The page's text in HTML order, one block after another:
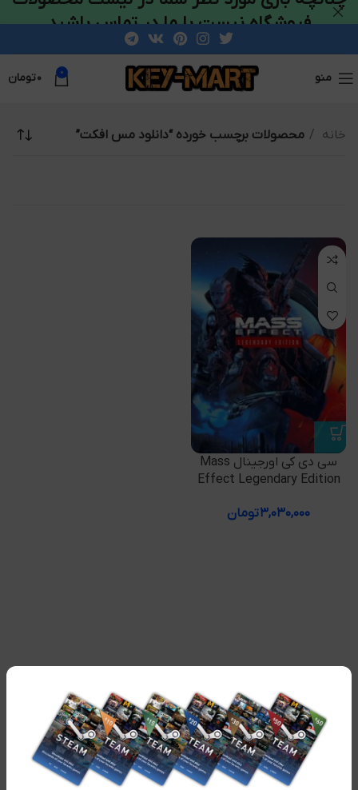
منو 0 ۰تومان
خانه محصولات برچسب خورده “دانلود مس افکت”
سی دی کی اورجینال Mass
Effect Legendary Edition
۳,۰۳۰,۰۰۰تومان
فروشگاه نیست با ما در تماس باشید